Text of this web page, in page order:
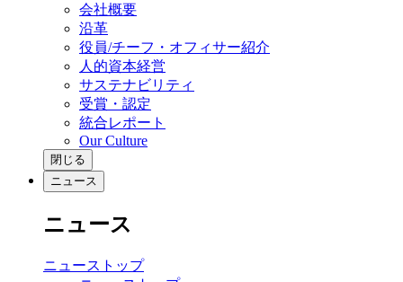
会社概要
沿革
役員/チーフ・オフィサー紹介
人的資本経営
サステナビリティ
受賞・認定
統合レポート
Our Culture
閉じる
ニュース
ニュース
ニューストップ